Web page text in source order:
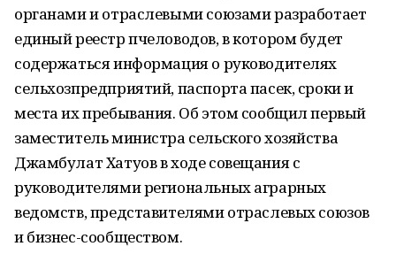
органами и отраслевыми союзами разработает
единый реестр пчеловодов, в котором будет
содержаться информация о руководителях
сельхозпредприятий, паспорта пасек, сроки и
места их пребывания. Об этом сообщил первый
заместитель министра сельского хозяйства
Джамбулат Хатуов в ходе совещания с
руководителями региональных аграрных
ведомств, представителями отраслевых союзов
и бизнес-сообществом.